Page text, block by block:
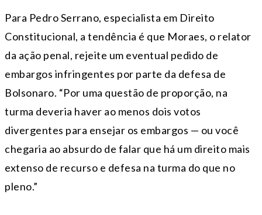
Para Pedro Serrano, especialista em Direito
Constitucional, a tendência é que Moraes, o relator
da ação penal, rejeite um eventual pedido de
embargos infringentes por parte da defesa de
Bolsonaro. “Por uma questão de proporção, na
turma deveria haver ao menos dois votos
divergentes para ensejar os embargos — ou você
chegaria ao absurdo de falar que há um direito mais
extenso de recurso e defesa na turma do que no
pleno.”